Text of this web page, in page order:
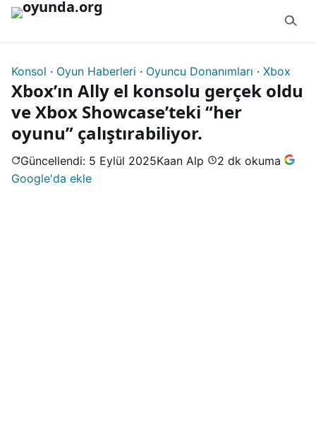
İçeriğe geç
Konsol · Oyun Haberleri · Oyuncu Donanımları · Xbox
Xbox’ın Ally el konsolu gerçek oldu
ve Xbox Showcase’teki “her
oyunu” çalıştırabiliyor.
Güncellendi: 5 Eylül 2025Kaan Alp
2 dk okuma
Google'da ekle